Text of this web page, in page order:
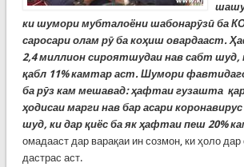
ки шумори мубталоёни шабонарӯзӣ ба
саросари олам рӯ ба коҳиш овардааст.
2,4 миллион сироятшудаи нав сабт шуд,
қабл 11% камтар аст. Шумори
ба рӯз кам мешавад: ҳафтаи гузашта
ҳодисаи марги нав бар асари
шуд, ки дар қиёс ба як ҳафтаи пеш 20%
омадааст дар варақаи ин созмон, ки ҳоло
дастрас аст.